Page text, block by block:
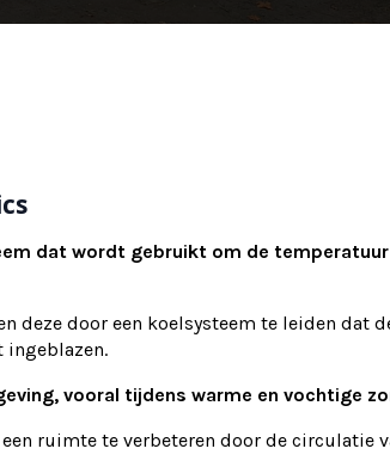
dat wordt gebruikt om de temperatuur
deze door een koelsysteem te leiden dat
vooral tijdens warme en vochtige
ruimte te verbeteren door de circulatie